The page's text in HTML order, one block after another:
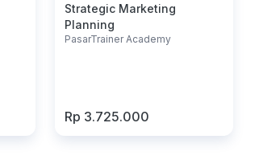
Strategic Marketing
Planning
PasarTrainer Academy
Rp 3.725.000